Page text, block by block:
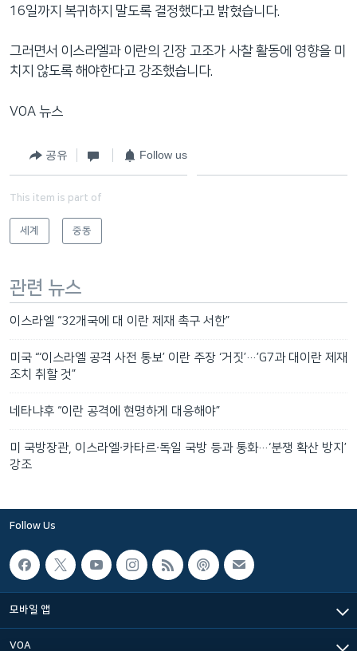
16일까지 복귀하지 말도록 결정했다고 밝혔습니다.
그러면서 이스라엘과 이란의 긴장 고조가 사찰 활동에 영향을 미
치지 않도록 해야한다고 강조했습니다.
VOA 뉴스
공유 Follow us
This item is part of
세계 중동
관련 뉴스
이스라엘 “32개국에 대 이란 제재 촉구 서한”
미국 “‘이스라엘 공격 사전 통보’ 이란 주장 ‘거짓’…’G7과 대이란 제재
조치 취할 것”
네타냐후 “이란 공격에 현명하게 대응해야”
미 국방장관, 이스라엘∙카타르∙독일 국방 등과 통화…‘분쟁 확산 방지’
강조
Follow Us
모바일 앱
VOA